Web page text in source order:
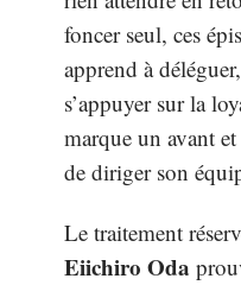
foncer seul, ces
apprend à
s’appuyer sur la
marque un avant
de diriger son
Le traitement
Eiichiro Oda